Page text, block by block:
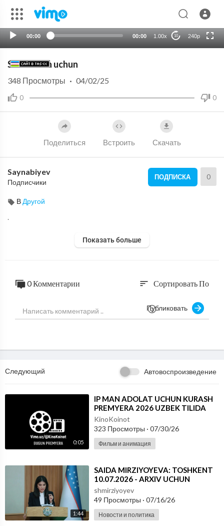
00:00 00:00 1.00x 10 240p
HD
Salat ozish uchun
0 0
348 Просмотры · 04/02/25
Поделиться Встроить Скачать
Saynabiyev
Подписчики
ПОДПИСКА 0
В Другой
.
Показать больше
0 Комментарии sort Сортировать По
Публиковать
Следующий Автовоспроизведение
0:05
⁣IP MAN ADOLAT UCHUN KURASH
PREMYERA 2026 UZBEK TILIDA
KinoKoinot
323 Просмотры · 07/30/26
Фильм и анимация
1:44
⁣⁣SAIDA MIRZIYOYEVA: TOSHKENT
10.07.2026 - ARXIV UCHUN
shmirziyoyev
49 Просмотры · 07/16/26
Новости и политика